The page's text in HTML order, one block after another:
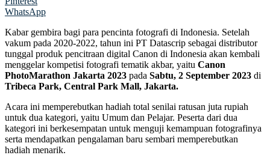
WhatsApp
Kabar gembira bagi para pencinta fotografi di Indonesia. Setelah
vakum pada 2020-2022, tahun ini PT Datascrip sebagai distributor
tunggal produk pencitraan digital Canon di Indonesia akan kembali
menggelar kompetisi fotografi tematik akbar, yaitu Canon
PhotoMarathon Jakarta 2023 pada Sabtu, 2 September 2023 di
Tribeca Park, Central Park Mall, Jakarta.
Acara ini memperebutkan hadiah total senilai ratusan juta rupiah
untuk dua kategori, yaitu Umum dan Pelajar. Peserta dari dua
kategori ini berkesempatan untuk menguji kemampuan fotografinya
serta mendapatkan pengalaman baru sembari memperebutkan
hadiah menarik.